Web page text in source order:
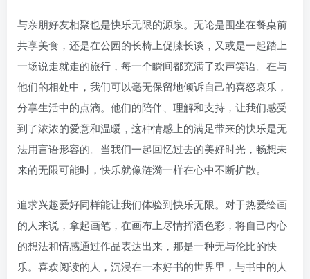
与亲朋好友相聚也是快乐无限的源泉。无论是围坐在餐桌前
共享美食，还是在公园的长椅上促膝长谈，又或是一起踏上
一场说走就走的旅行，每一个瞬间都充满了欢声笑语。在与
他们的相处中，我们可以毫无保留地倾诉自己的喜怒哀乐，
分享生活中的点滴。他们的陪伴、理解和支持，让我们感受
到了浓浓的爱意和温暖，这种情感上的满足带来的快乐是无
法用言语形容的。当我们一起回忆过去的美好时光，畅想未
来的无限可能时，快乐就像涟漪一样在心中不断扩散。
追求兴趣爱好同样能让我们体验到快乐无限。对于热爱绘画
的人来说，拿起画笔，在画布上尽情挥洒色彩，将自己内心
的想法和情感通过作品表达出来，那是一种无与伦比的快
乐。喜欢阅读的人，沉浸在一本好书的世界里，与书中的人